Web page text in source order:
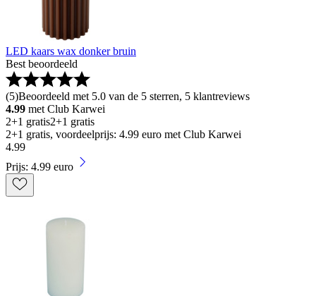
LED kaars wax donker bruin
Best beoordeeld
(5)Beoordeeld met 5.0 van de 5 sterren, 5 klantreviews
4.99 met Club Karwei
2+1 gratis2+1 gratis
2+1 gratis, voordeelprijs: 4.99 euro met Club Karwei
4.99
Prijs: 4.99 euro